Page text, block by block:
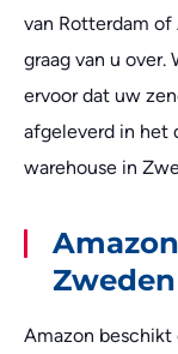
van Rotterdam
graag van u over.
ervoor dat uw
afgeleverd in het
warehouse in
Zweden
Amazon beschikt